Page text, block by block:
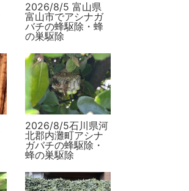
2026/8/5 富山県
富山市でアシナガ
バチの蜂駆除・蜂
の巣駆除
2026/8/5石川県河
北郡内灘町アシナ
ガバチの蜂駆除・
蜂の巣駆除